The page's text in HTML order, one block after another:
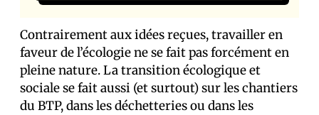
Contrairement aux idées reçues, travailler en
faveur de l’écologie ne se fait pas forcément en
pleine nature. La transition écologique et
sociale se fait aussi (et surtout) sur les chantiers
du BTP, dans les déchetteries ou dans les